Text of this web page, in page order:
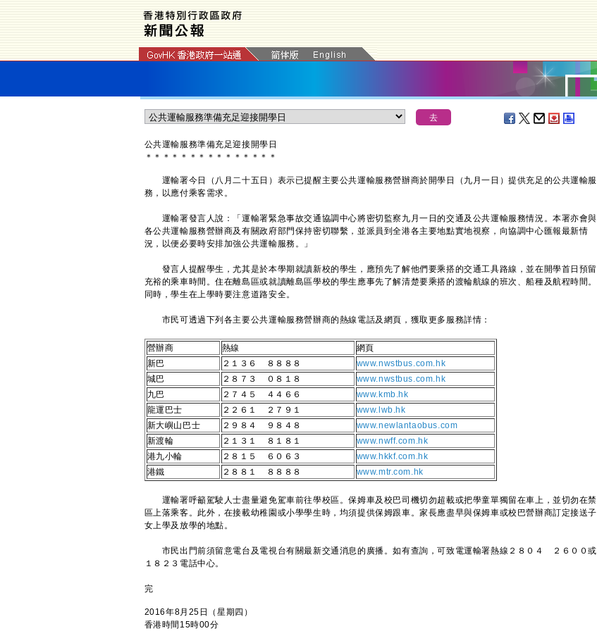
公共運輸服務準備充足迎接開學日
＊ ＊ ＊ ＊ ＊ ＊ ＊ ＊ ＊ ＊ ＊ ＊ ＊ ＊ ＊
運輸署今日（八月二十五日）表示已提醒主要公共運輸服務營辦商於開學日（九月一日）提供充足的公共運輸服
務，以應付乘客需求。
運輸署發言人說：「運輸署緊急事故交通協調中心將密切監察九月一日的交通及公共運輸服務情況。本署亦會與
各公共運輸服務營辦商及有關政府部門保持密切聯繫，並派員到全港各主要地點實地視察，向協調中心匯報最新情
況，以便必要時安排加強公共運輸服務。」
發言人提醒學生，尤其是於本學期就讀新校的學生，應預先了解他們要乘搭的交通工具路線，並在開學首日預留
充裕的乘車時間。住在離島區或就讀離島區學校的學生應事先了解清楚要乘搭的渡輪航線的班次、船種及航程時間。
同時，學生在上學時要注意道路安全。
市民可透過下列各主要公共運輸服務營辦商的熱線電話及網頁，獲取更多服務詳情：
營辦商 熱線
網頁
新巴
２１３６ ８８８８
www.nwstbus.com.hk
城巴
２８７３ ０８１８
www.nwstbus.com.hk
九巴
２７４５ ４４６６
www.kmb.hk
龍運巴士
２２６１ ２７９１
www.lwb.hk
新大嶼山巴士
２９８４ ９８４８
www.newlantaobus.com
新渡輪
２１３１ ８１８１
www.nwff.com.hk
港九小輪
２８１５ ６０６３
www.hkkf.com.hk
港鐵
２８８１ ８８８８ www.mtr.com.hk
運輸署呼籲駕駛人士盡量避免駕車前往學校區。保姆車及校巴司機切勿超載或把學童單獨留在車上，並切勿在禁
區上落乘客。此外，在接載幼稚園或小學學生時，均須提供保姆跟車。家長應盡早與保姆車或校巴營辦商訂定接送子
女上學及放學的地點。
市民出門前須留意電台及電視台有關最新交通消息的廣播。如有查詢，可致電運輸署熱線２８０４ ２６００或
１８２３電話中心。
完
2016年8月25日（星期四）
香港時間15時00分